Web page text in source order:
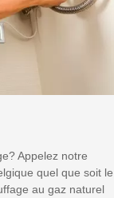
Appelez notre
quel que soit le
au gaz naturel